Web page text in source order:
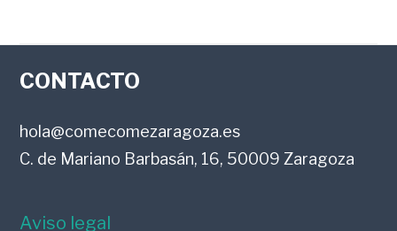
FOOTER
CONTACTO
hola@comecomezaragoza.es
C. de Mariano Barbasán, 16, 50009 Zaragoza
Aviso legal